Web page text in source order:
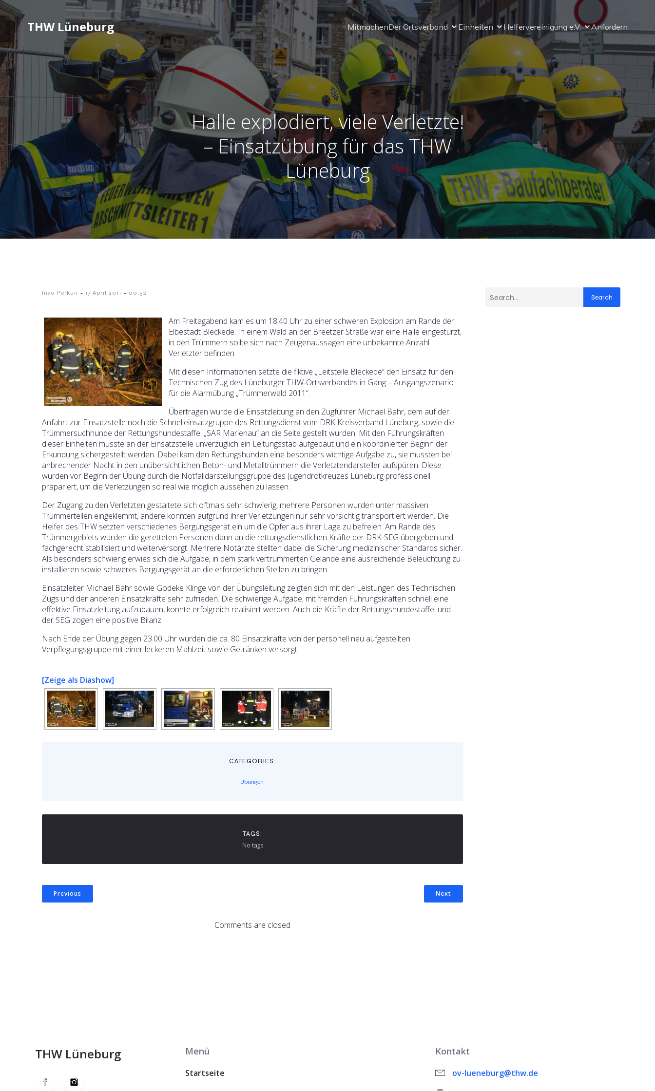
THW Lüneburg MitmachenDer Ortsverband Einheiten Helfervereinigung e.V. Anfordern
Halle explodiert, viele Verletzte!
– Einsatzübung für das THW
Lüneburg
Ingo Perkun - 17 April 2011 - 00:52
Am Freitagabend kam es um 18.40 Uhr zu einer schweren Explosion am Rande der
Elbestadt Bleckede. In einem Wald an der Breetzer Straße war eine Halle eingestürzt,
in den Trümmern sollte sich nach Zeugenaussagen eine unbekannte Anzahl
Verletzter befinden.
Mit diesen Informationen setzte die fiktive „Leitstelle Bleckede“ den Einsatz für den
Technischen Zug des Lüneburger THW-Ortsverbandes in Gang – Ausgangszenario
für die Alarmübung „Trümmerwald 2011“.
Übertragen wurde die Einsatzleitung an den Zugführer Michael Bahr, dem auf der
Anfahrt zur Einsatzstelle noch die Schnelleinsatzgruppe des Rettungsdienst vom DRK Kreisverband Lüneburg, sowie die
Trümmersuchhunde der Rettungshundestaffel „SAR Marienau“ an die Seite gestellt wurden. Mit den Führungskräften
dieser Einheiten musste an der Einsatzstelle unverzüglich ein Leitungsstab aufgebaut und ein koordinierter Beginn der
Erkundung sichergestellt werden. Dabei kam den Rettungshunden eine besonders wichtige Aufgabe zu, sie mussten bei
anbrechender Nacht in den unübersichtlichen Beton- und Metalltrümmern die Verletztendarsteller aufspüren. Diese
wurden vor Beginn der Übung durch die Notfalldarstellungsgruppe des Jugendrotkreuzes Lüneburg professionell
präpariert, um die Verletzungen so real wie möglich aussehen zu lassen.
Der Zugang zu den Verletzten gestaltete sich oftmals sehr schwierig, mehrere Personen wurden unter massiven
Trümmerteilen eingeklemmt, andere konnten aufgrund ihrer Verletzungen nur sehr vorsichtig transportiert werden. Die
Helfer des THW setzten verschiedenes Bergungsgerät ein um die Opfer aus ihrer Lage zu befreien. Am Rande des
Trümmergebiets wurden die geretteten Personen dann an die rettungsdienstlichen Kräfte der DRK-SEG übergeben und
fachgerecht stabilisiert und weiterversorgt. Mehrere Notärzte stellten dabei die Sicherung medizinischer Standards sicher.
Als besonders schwierig erwies sich die Aufgabe, in dem stark vertrümmerten Gelände eine ausreichende Beleuchtung zu
installieren sowie schweres Bergungsgerät an die erforderlichen Stellen zu bringen.
Einsatzleiter Michael Bahr sowie Godeke Klinge von der Übungsleitung zeigten sich mit den Leistungen des Technischen
Zugs und der anderen Einsatzkräfte sehr zufrieden. Die schwierige Aufgabe, mit fremden Führungskräften schnell eine
effektive Einsatzleitung aufzubauen, konnte erfolgreich realisiert werden. Auch die Kräfte der Rettungshundestaffel und
der SEG zogen eine positive Bilanz.
Nach Ende der Übung gegen 23.00 Uhr wurden die ca. 80 Einsatzkräfte von der personell neu aufgestellten
Verpflegungsgruppe mit einer leckeren Mahlzeit sowie Getränken versorgt.
[Zeige als Diashow]
CATEGORIES:
Übungen
TAGS:
No tags
Previous Next
Comments are closed
Search
THW Lüneburg Menü
Startseite
Kontakt
ov-lueneburg@thw.de